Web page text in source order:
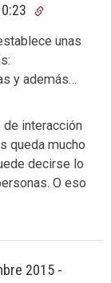
unas
y además…
de interacción
queda mucho
decirse lo
O eso
2015 -